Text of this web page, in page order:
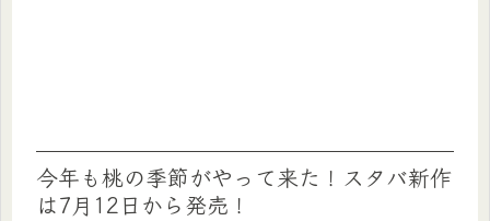
今年も桃の季節がやって来た！スタバ新作
は7月12日から発売！